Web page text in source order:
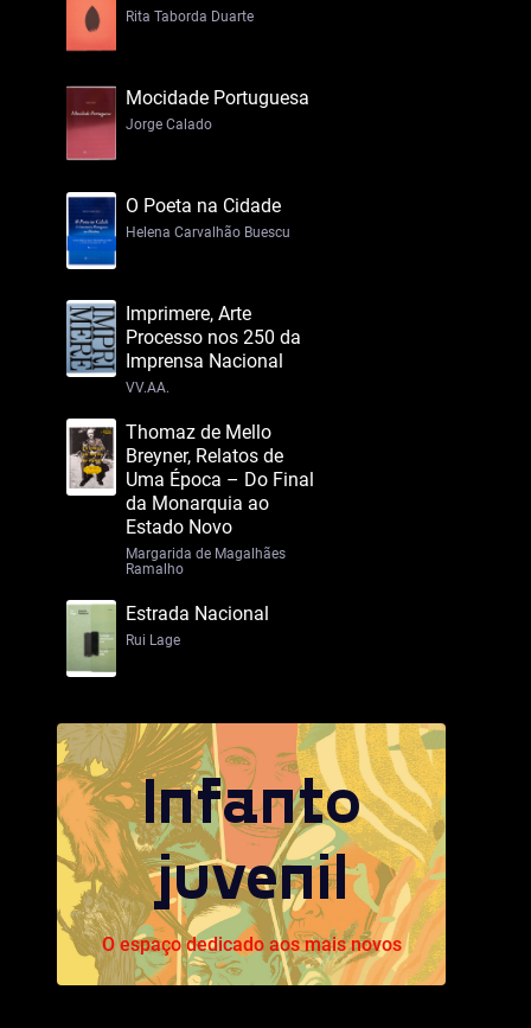
Rita Taborda Duarte
Mocidade Portuguesa
Jorge Calado
O Poeta na Cidade
Helena Carvalhão Buescu
Imprimere, Arte
Processo nos 250 da
Imprensa Nacional
VV.AA.
Thomaz de Mello
Breyner, Relatos de
Uma Época – Do Final
da Monarquia ao
Estado Novo
Margarida de Magalhães
Ramalho
Estrada Nacional
Rui Lage
Infanto
juvenil
O espaço dedicado aos mais novos